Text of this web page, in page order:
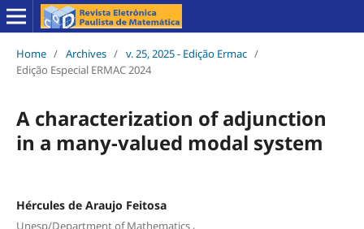
Home / Archives / v. 25, 2025 - Edição Ermac /
Edição Especial ERMAC 2024
A characterization of adjunction
in a many-valued modal system
Hércules de Araujo Feitosa
,